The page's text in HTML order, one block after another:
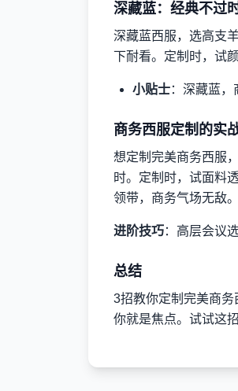
深藏蓝：经典不过
深藏蓝西服，选高支
下耐看。定制时，试
小贴士：深藏蓝，
商务西服定制的实
想定制完美商务西服
时。定制时，试面料
领带，商务气场无敌。
进阶技巧：高层会议
总结
3招教你定制完美商
你就是焦点。试试这